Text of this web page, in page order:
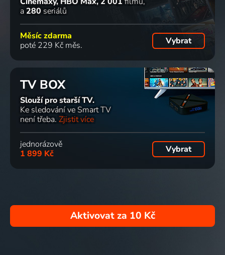
a 280 seriálů
Měsíc zdarma
poté 229 Kč měs.
Vybrat
TV BOX
Slouží pro starší TV.
Ke sledování ve Smart TV
není třeba. Zjistit více
jednorázově
1 899 Kč
Vybrat
Aktivovat za 10 Kč